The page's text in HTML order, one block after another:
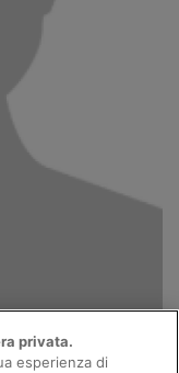
privata.
esperienza di